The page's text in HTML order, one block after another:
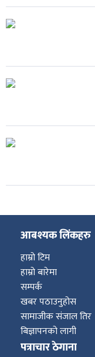
आबश्यक लिंकहरु
हाम्रो टिम
हाम्रो बारेमा
सम्पर्क
खबर पठाउनुहोस
सामाजीक संजाल तिर
बिज्ञापनको लागी
पत्राचार ठेगाना